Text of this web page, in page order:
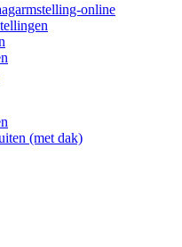
online
(met dak)